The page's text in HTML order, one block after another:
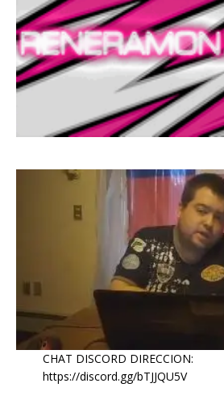
CHAT DISCORD DIRECCION:
https://discord.gg/bTJJQU5V